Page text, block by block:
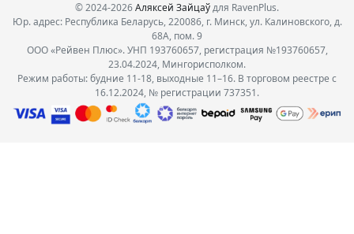
© 2024-2026Аляксей Зайцаўдля RavenPlus.
Юр. адрес: Республика Беларусь, 220086, г. Минск, ул. Калиновского, д.
68А, пом. 9
ООО «Рейвен Плюс». УНП 193760657, регистрация №193760657,
23.04.2024, Мингорисполком.
Режим работы: будние 11-18, выходные 11–16. В торговом реестре с
16.12.2024, № регистрации 737351.